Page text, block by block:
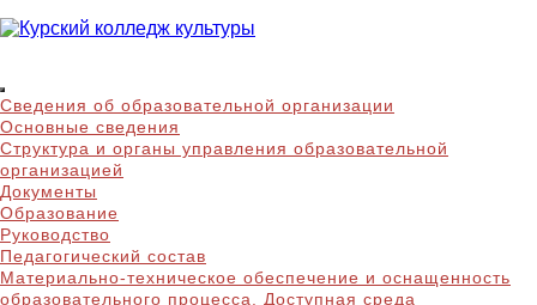
to
Курский колледж
культуры
Сведения об образовательной организации
Основные сведения
Структура и органы управления образовательной
организацией
Документы
Образование
Руководство
Педагогический состав
Материально-техническое обеспечение и оснащенность
образовательного процесса. Доступная среда